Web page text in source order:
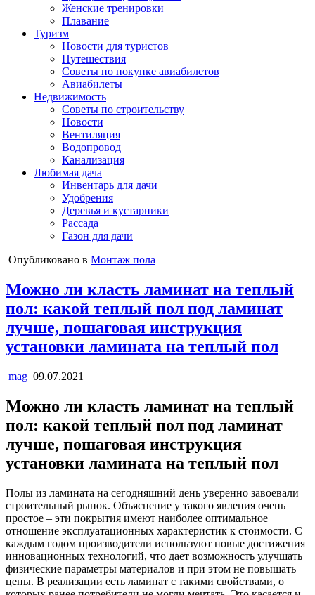
Женские тренировки
Плавание
Туризм
Новости для туристов
Путешествия
Советы по покупке авиабилетов
Авиабилеты
Недвижимость
Советы по строительству
Новости
Вентиляция
Водопровод
Канализация
Любимая дача
Инвентарь для дачи
Удобрения
Деревья и кустарники
Рассада
Газон для дачи
Опубликовано в Монтаж пола
Можно ли класть ламинат на теплый
пол: какой теплый пол под ламинат
лучше, пошаговая инструкция
установки ламината на теплый пол
mag 09.07.2021
Можно ли класть ламинат на теплый
пол: какой теплый пол под ламинат
лучше, пошаговая инструкция
установки ламината на теплый пол
Полы из ламината на сегодняшний день уверенно завоевали
строительный рынок. Объяснение у такого явления очень
простое – эти покрытия имеют наиболее оптимальное
отношение эксплуатационных характеристик к стоимости. С
каждым годом производители используют новые достижения
инновационных технологий, что дает возможность улучшать
физические параметры материалов и при этом не повышать
цены. В реализации есть ламинат с такими свойствами, о